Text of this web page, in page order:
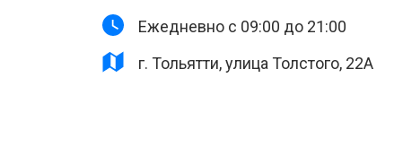
Ежедневно с 09:00 до 21:00
г. Тольятти, улица Толстого, 22А